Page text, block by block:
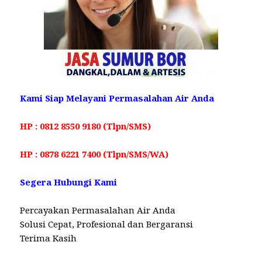
Kami Siap Melayani Permasalahan Air Anda
HP : 0812 8550 9180 (Tlpn/SMS)
HP : 0878 6221 7400 (Tlpn/SMS/WA)
Segera Hubungi Kami
Percayakan Permasalahan Air Anda
Solusi Cepat, Profesional dan Bergaransi
Terima Kasih